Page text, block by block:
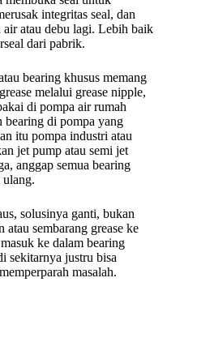
integritas seal, dan
air atau debu lagi. Lebih baik
dari pabrik.
bearing khusus memang
melalui grease nipple,
di pompa air rumah
bearing di pompa yang
itu pompa industri atau
jet pump atau semi jet
anggap semua bearing
ulang.
solusinya ganti, bukan
sembarang grease ke
ke dalam bearing
sekitarnya justru bisa
masalah.